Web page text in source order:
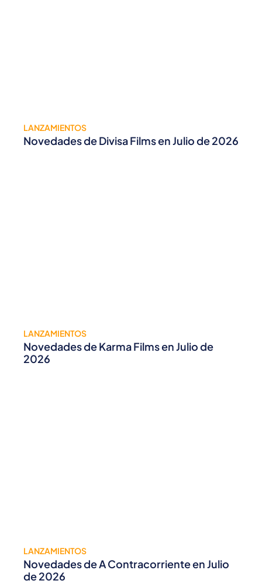
LANZAMIENTOS
Novedades de Divisa Films en Julio de 2026
LANZAMIENTOS
Novedades de Karma Films en Julio de
2026
LANZAMIENTOS
Novedades de A Contracorriente en Julio
de 2026